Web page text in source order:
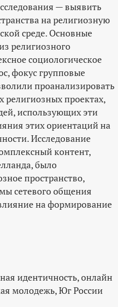
— выявить
на религиозную
среде. Основные
религиозного
социологическое
фокус групповые
проанализировать
религиозных проектах,
использующих эти
этих ориентаций на
Исследование
контент,
было
пространство,
сетевого общения
на формирование
идентичность онлайн
молодежь Юг России